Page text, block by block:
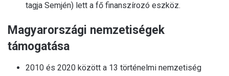
tagja Semjén) lett a fő finanszírozó eszköz.
Magyarországi nemzetiségek
támogatása
2010 és 2020 között a 13 történelmi nemzetiség